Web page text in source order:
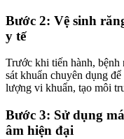
Bước 2: Vệ sinh
y tế
Trước khi tiến hành, bệnh
sát khuẩn chuyên dụng
lượng vi khuẩn, tạo môi
Bước 3: Sử dụng
âm hiện đại